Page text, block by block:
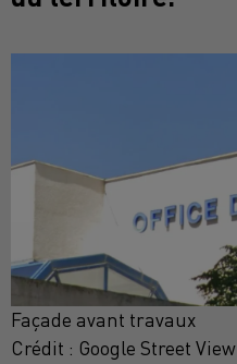
Façade avant travaux
Crédit : Google Street View